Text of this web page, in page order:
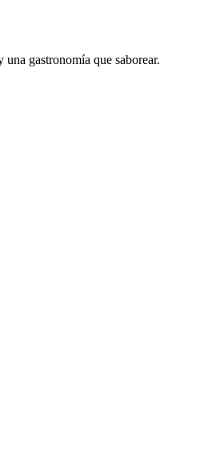
gastronomía que saborear.